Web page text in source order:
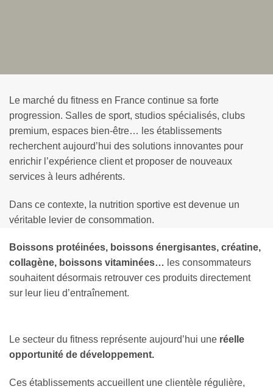
Le marché du fitness en France continue sa forte
progression. Salles de sport, studios spécialisés, clubs
premium, espaces bien-être… les établissements
recherchent aujourd’hui des solutions innovantes pour
enrichir l’expérience client et proposer de nouveaux
services à leurs adhérents.
Dans ce contexte, la nutrition sportive est devenue un
véritable levier de consommation.
Boissons protéinées, boissons énergisantes, créatine,
collagène, boissons vitaminées… les consommateurs
souhaitent désormais retrouver ces produits directement
sur leur lieu d’entraînement.
Le secteur du fitness représente aujourd’hui une réelle
opportunité de développement.
Ces établissements accueillent une clientèle régulière,